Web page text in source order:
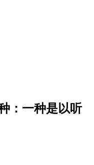
：一种是以听